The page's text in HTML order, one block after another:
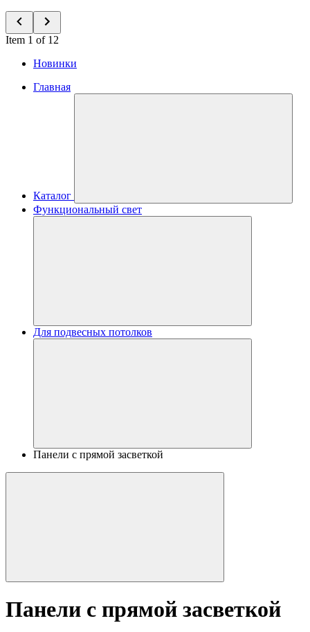
Item 1 of 12
Новинки
Главная
Каталог
Функциональный свет
Для подвесных потолков
Панели с прямой засветкой
Панели с прямой засветкой